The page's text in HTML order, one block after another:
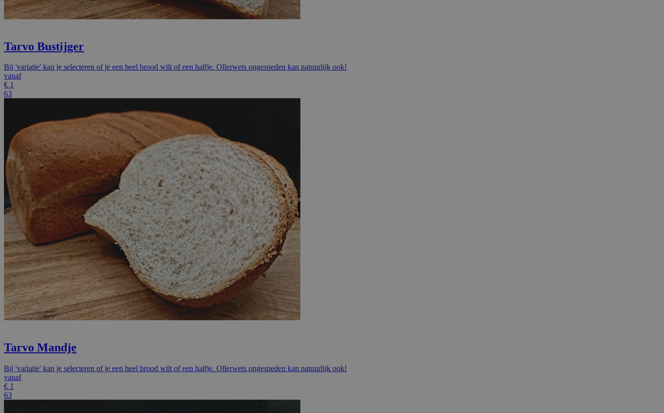
Tarvo Bustijger
Bij 'variatie' kan je selecteren of je een heel brood wilt of een halfje. Ollerwets ongesneden kan natuurlijk ook!
vanaf
€ 1
63
Tarvo Mandje
Bij 'variatie' kan je selecteren of je een heel brood wilt of een halfje. Ollerwets ongesneden kan natuurlijk ook!
vanaf
€ 1
63